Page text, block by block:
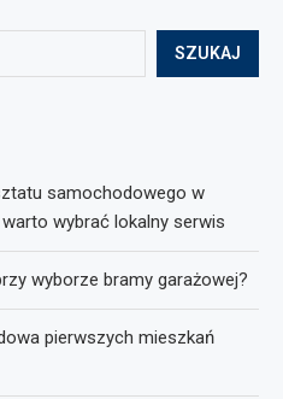
SZUKAJ
samochodowego w
wybrać lokalny serwis
wyborze bramy garażowej?
pierwszych mieszkań